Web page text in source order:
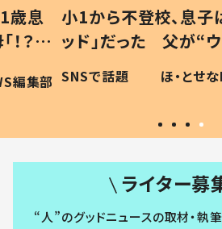
歳息
？」
編集部
小1から不登校、息子
ッド」だった 父が“
作り続ける理由とは
#令和の子
SNSで話題 ほ・とせ
ライター募
“人”のグッドニュースの取材・執